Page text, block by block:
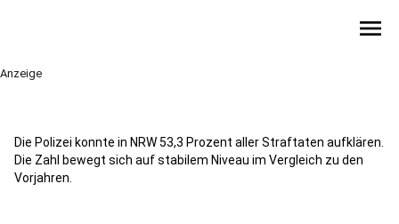
menu
Anzeige
Die Polizei konnte in NRW 53,3 Prozent aller Straftaten aufklären.
Die Zahl bewegt sich auf stabilem Niveau im Vergleich zu den
Vorjahren.